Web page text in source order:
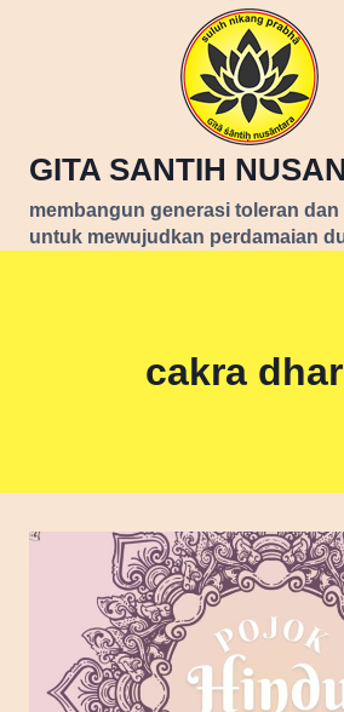
GITA SANTIH
membangun generasi toleran
untuk mewujudkan perdamaian
cakra